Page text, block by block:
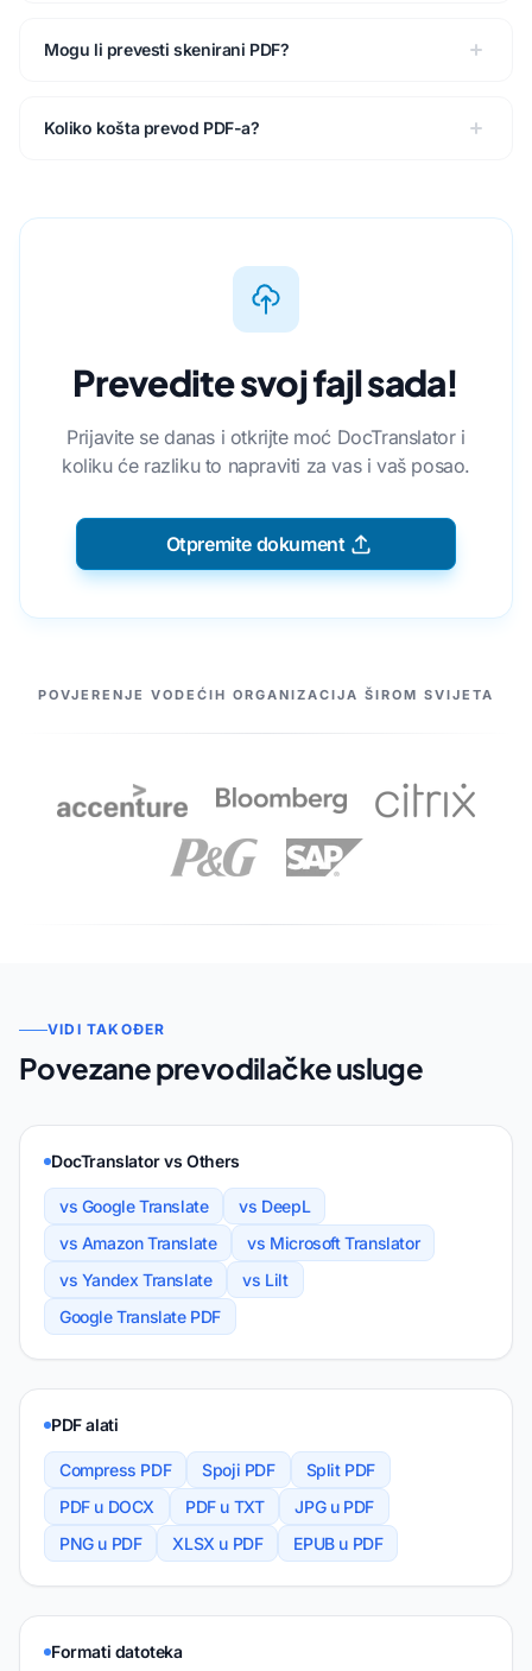
Mogu li prevesti skenirani PDF?
Koliko košta prevod PDF-a?
Prevedite svoj fajl sada!
Prijavite se danas i otkrijte moć DocTranslator i
koliku će razliku to napraviti za vas i vaš posao.
Otpremite dokument
NAŠI PARTNERI
POVJERENJE VODEĆIH ORGANIZACIJA ŠIROM SVIJETA
VIDI TAKOĐER
Povezane prevodilačke usluge
DocTranslator vs Others
vs Google Translate
vs DeepL
vs Amazon Translate
vs Microsoft Translator
vs Yandex Translate
vs Lilt
Google Translate PDF
PDF alati
Compress PDF Spoji PDF
Split PDF
PDF u DOCX
PDF u TXT
JPG u PDF
PNG u PDF
XLSX u PDF EPUB u PDF
Formati datoteka